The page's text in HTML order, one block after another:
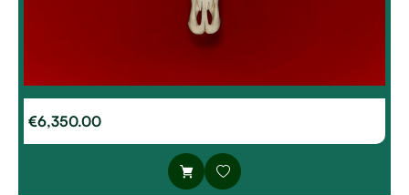
€6,350.00